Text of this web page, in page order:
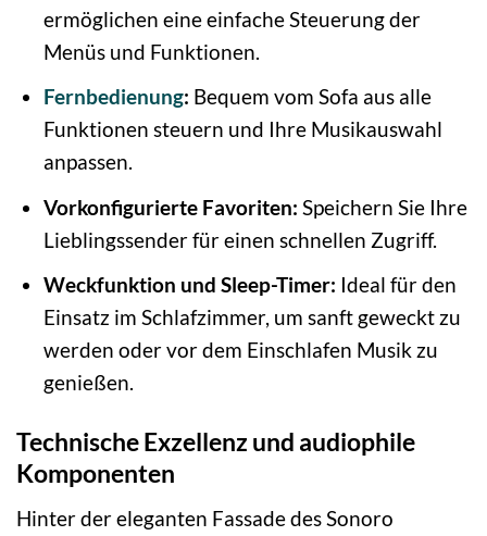
ermöglichen eine einfache Steuerung der
Menüs und Funktionen.
Fernbedienung: Bequem vom Sofa aus alle
Funktionen steuern und Ihre Musikauswahl
anpassen.
Vorkonfigurierte Favoriten: Speichern Sie Ihre
Lieblingssender für einen schnellen Zugriff.
Weckfunktion und Sleep-Timer: Ideal für den
Einsatz im Schlafzimmer, um sanft geweckt zu
werden oder vor dem Einschlafen Musik zu
genießen.
Technische Exzellenz und audiophile
Komponenten
Hinter der eleganten Fassade des Sonoro